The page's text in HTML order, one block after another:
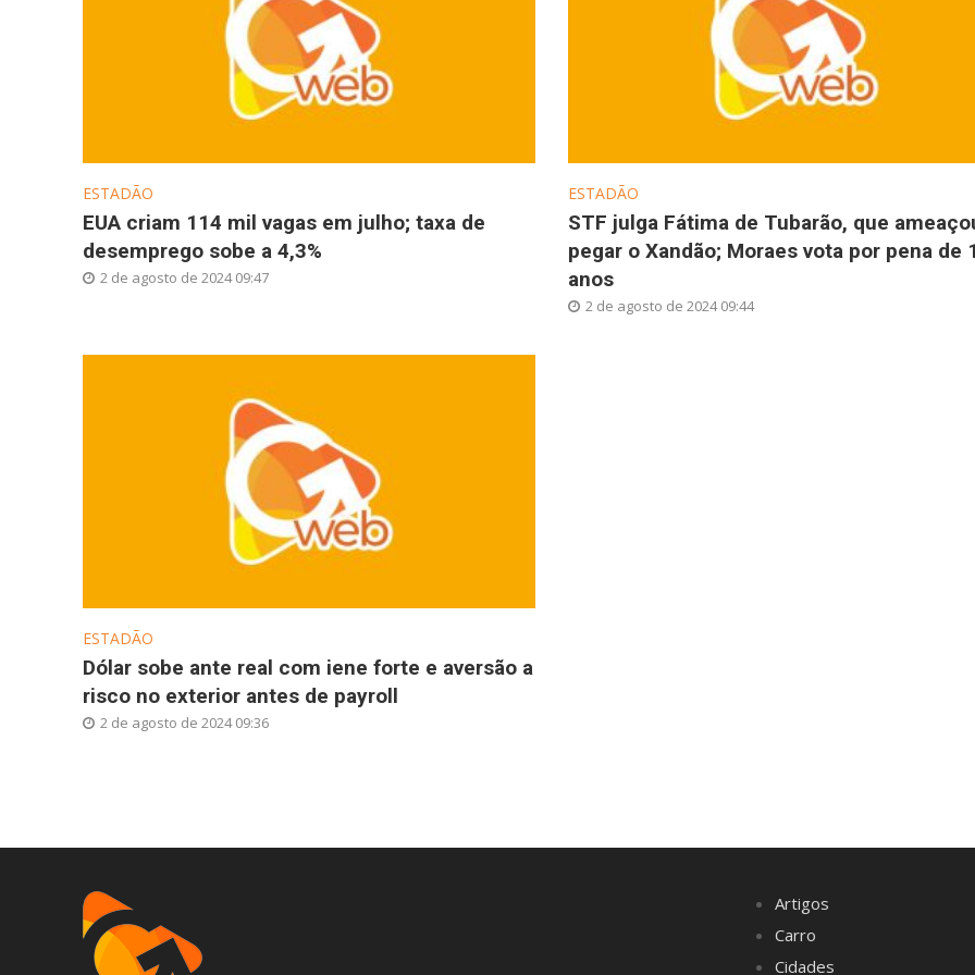
ESTADÃO
EUA criam 114 mil vagas em julho; taxa de
desemprego sobe a 4,3%
2 de agosto de 2024 09:47
ESTADÃO
STF julga Fátima de Tubarão, que
pegar o Xandão; Moraes vota por pena de
anos
2 de agosto de 2024 09:44
ESTADÃO
Dólar sobe ante real com iene forte e aversão a
risco no exterior antes de payroll
2 de agosto de 2024 09:36
Artigos
Carro
Cidades